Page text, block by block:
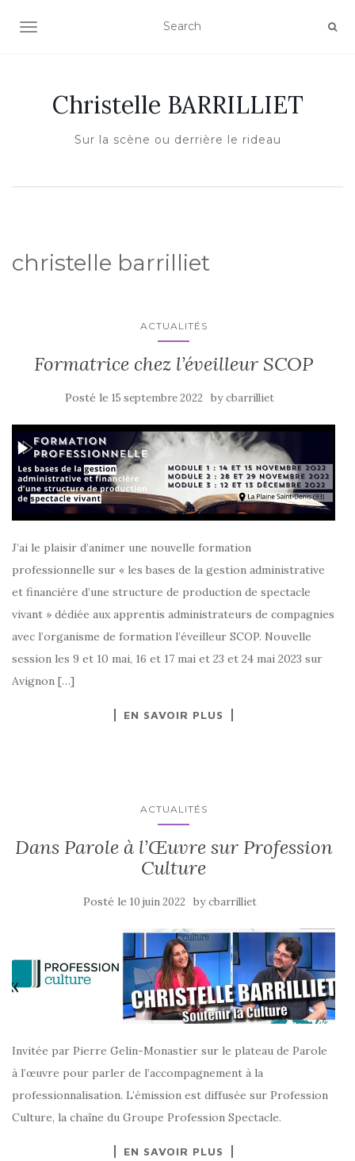
AFFICHER/MASQUER LA NAVIGATION
Christelle BARRILLIET
Sur la scène ou derrière le rideau
christelle barrilliet
ACTUALITÉS
Formatrice chez l’éveilleur SCOP
Posté le 15 septembre 2022 bycbarrilliet
J’ai le plaisir d’animer une nouvelle formation
professionnelle sur « les bases de la gestion administrative
et financière d’une structure de production de spectacle
vivant » dédiée aux apprentis administrateurs de compagnies
avec l’organisme de formation l’éveilleur SCOP. Nouvelle
session les 9 et 10 mai, 16 et 17 mai et 23 et 24 mai 2023 sur
Avignon […]
EN SAVOIR PLUS
ACTUALITÉS
Dans Parole à l’Œuvre sur Profession
Culture
Posté le 10 juin 2022 bycbarrilliet
Invitée par Pierre Gelin-Monastier sur le plateau de Parole
à l’œuvre pour parler de l’accompagnement à la
professionnalisation. L’émission est diffusée sur Profession
Culture, la chaîne du Groupe Profession Spectacle.
EN SAVOIR PLUS